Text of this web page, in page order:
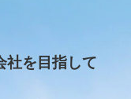
社を目指して